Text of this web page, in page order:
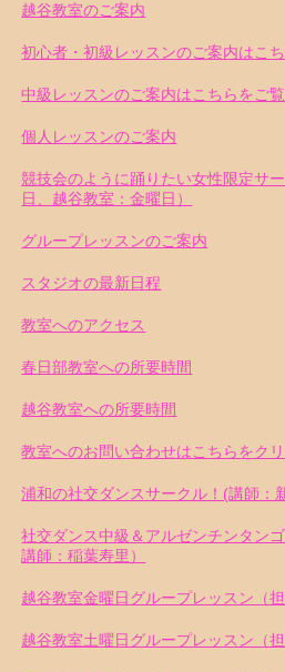
越谷教室のご案内
初心者・初級レッスンのご案内はこ
中級レッスンのご案内はこちらをご覧
個人レッスンのご案内
競技会のように踊りたい女性限定サ
日、越谷教室：金曜日）
グループレッスンのご案内
スタジオの最新日程
教室へのアクセス
春日部教室への所要時間
越谷教室への所要時間
教室へのお問い合わせはこちらをク
浦和の社交ダンスサークル！(講師：
社交ダンス中級＆アルゼンチンタ
講師：稲葉寿里）
越谷教室金曜日グループレッスン（
越谷教室土曜日グループレッスン（担